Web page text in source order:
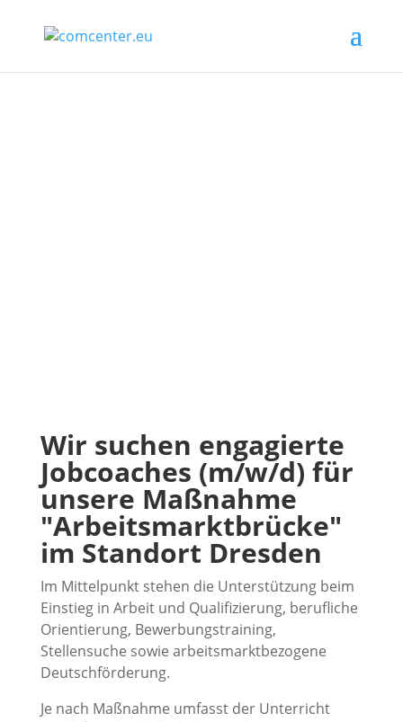
Wir suchen engagierte
Jobcoaches (m/w/d) für
unsere Maßnahme
"Arbeitsmarktbrücke"
im Standort Dresden
Im Mittelpunkt stehen die Unterstützung beim
Einstieg in Arbeit und Qualifizierung, berufliche
Orientierung, Bewerbungstraining,
Stellensuche sowie arbeitsmarktbezogene
Deutschförderung.
Je nach Maßnahme umfasst der Unterricht